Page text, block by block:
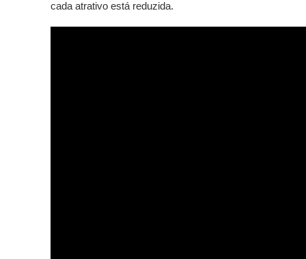
cada atrativo está reduzida.